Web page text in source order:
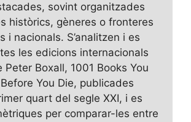
sovint organitzades
històrics, gèneres o fronteres
i nacionals. S’analitzen i es
les edicions internacionals
Peter Boxall, 1001 Books You
You Die, publicades
quart del segle XXI, i es
per comparar-les entre